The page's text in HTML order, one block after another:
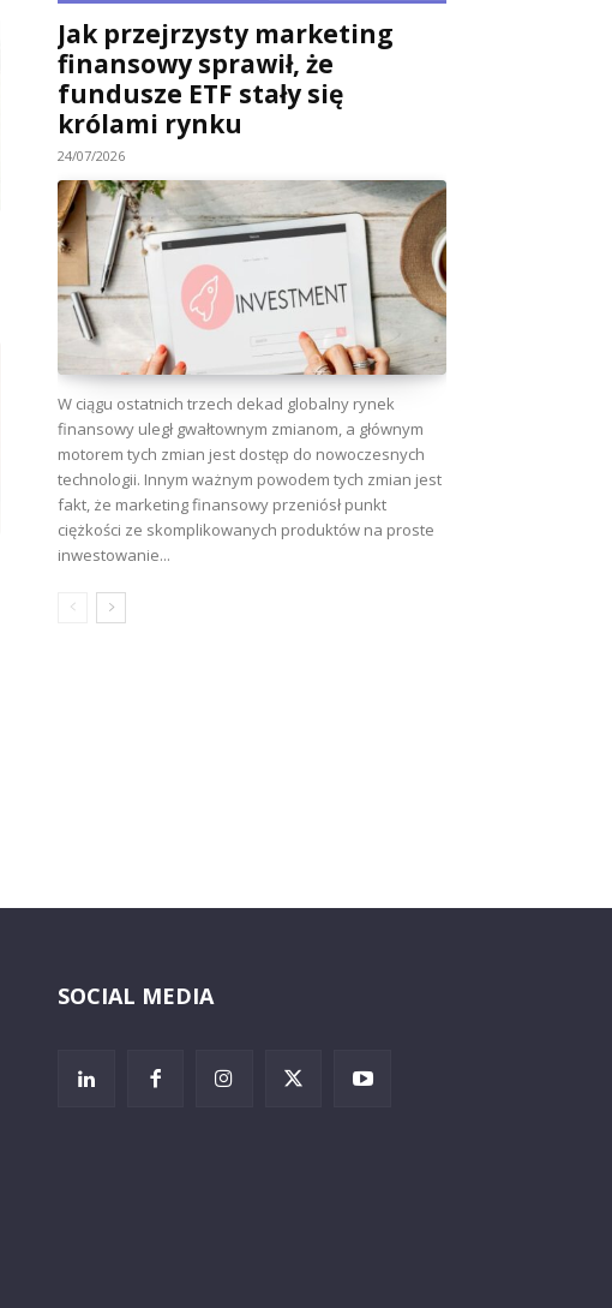
Jak przejrzysty marketing
finansowy sprawił, że
fundusze ETF stały się
królami rynku
24/07/2026
W ciągu ostatnich trzech dekad globalny rynek
finansowy uległ gwałtownym zmianom, a głównym
motorem tych zmian jest dostęp do nowoczesnych
technologii. Innym ważnym powodem tych zmian jest
fakt, że marketing finansowy przeniósł punkt
ciężkości ze skomplikowanych produktów na proste
inwestowanie...
SOCIAL MEDIA